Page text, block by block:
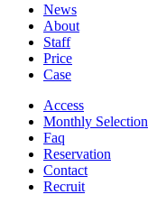
News
About
Staff
Price
Case
Access
Monthly Selection
Faq
Reservation
Contact
Recruit